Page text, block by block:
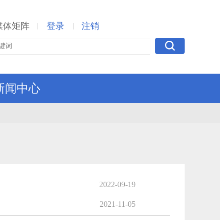
体矩阵 | 登录 | 注销
闻中心
2022-09-19
2021-11-05